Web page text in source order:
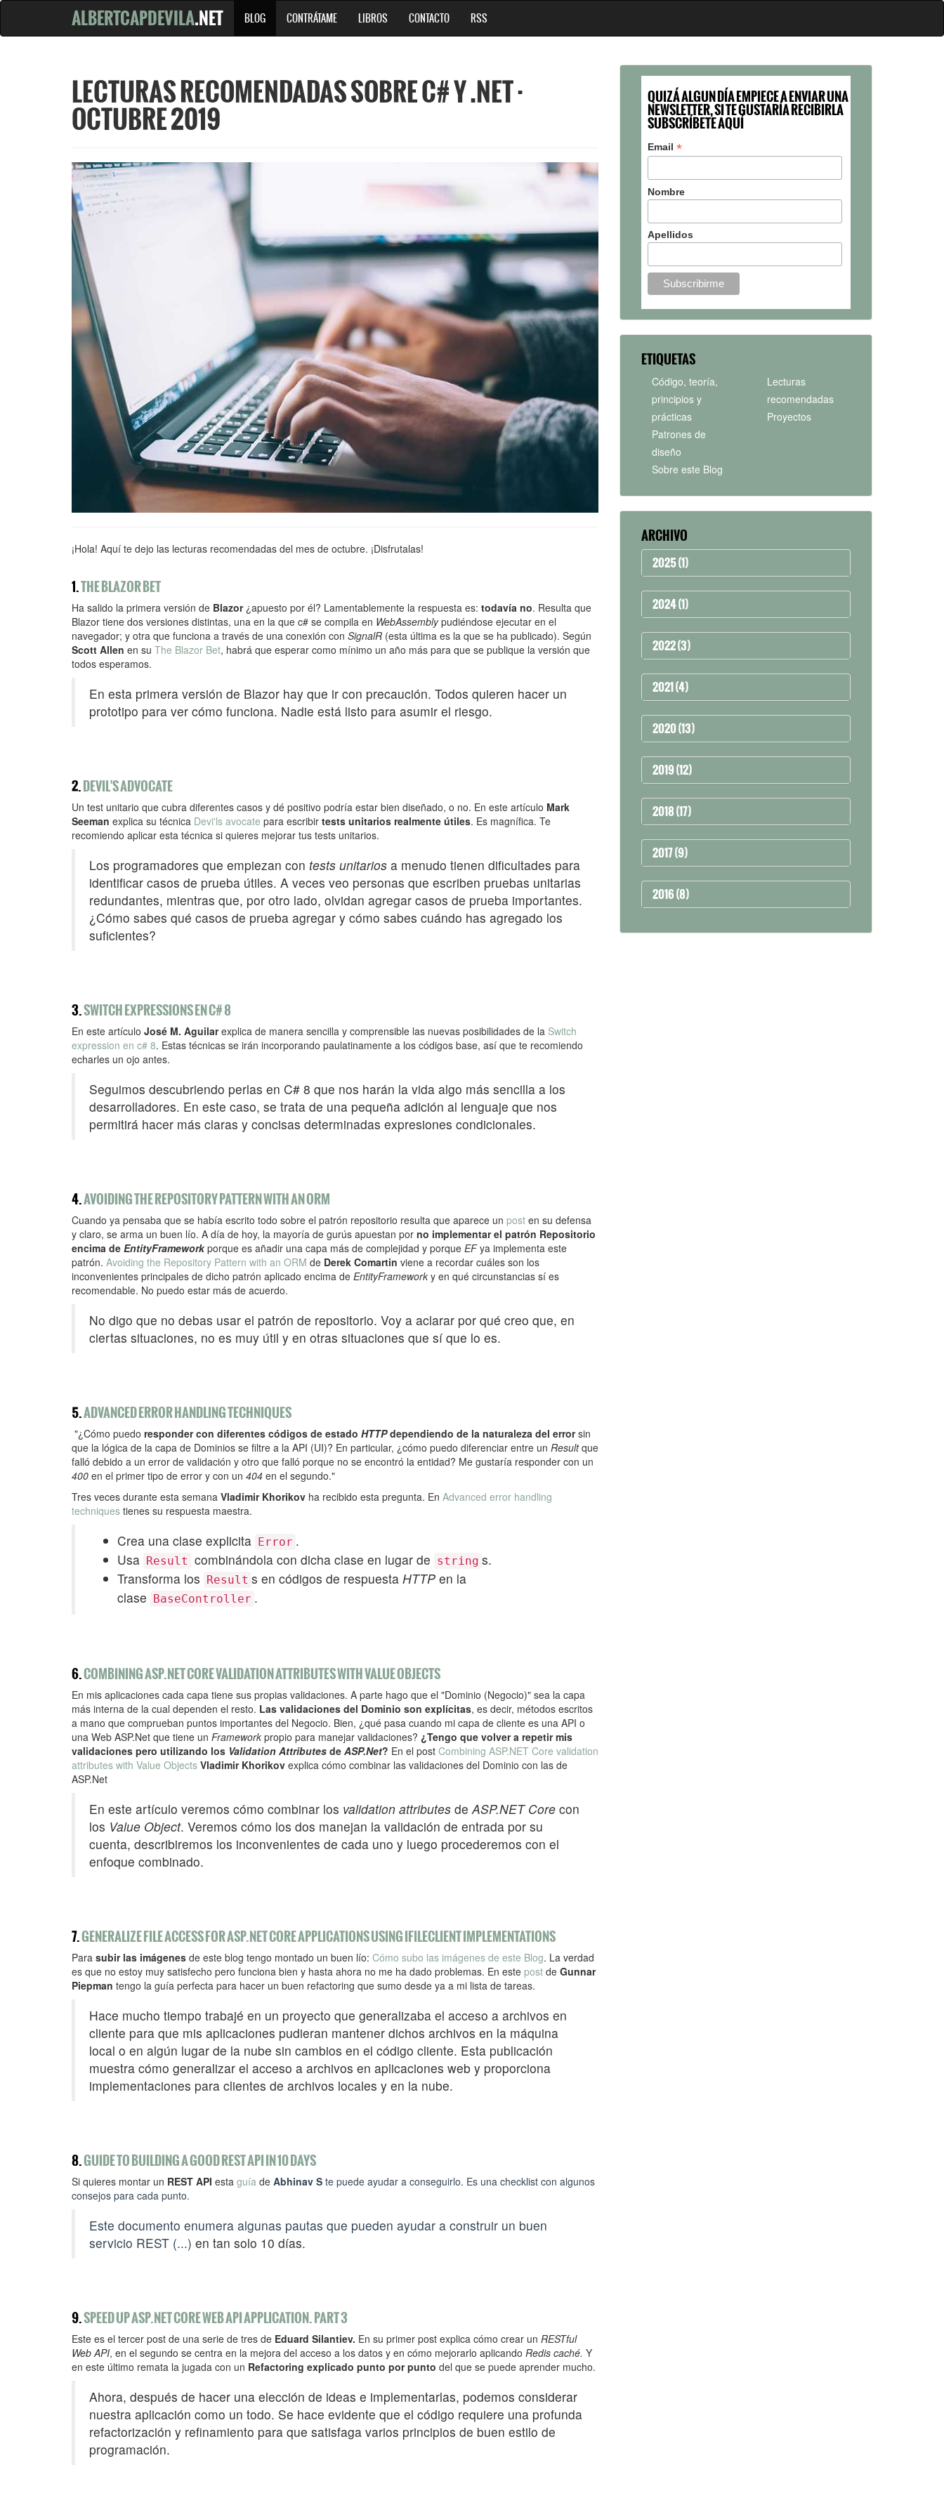
ALBERTCAPDEVILA.NET BLOG CONTRÁTAME LIBROS CONTACTO RSS
LECTURAS RECOMENDADAS SOBRE C# Y .NET ·
OCTUBRE 2019
¡Hola! Aquí te dejo las lecturas recomendadas del mes de octubre. ¡Disfrutalas!
1.THE BLAZOR BET
Ha salido la primera versión de Blazor ¿apuesto por él? Lamentablemente la respuesta es: todavía no. Resulta que
Blazor tiene dos versiones distintas, una en la que c# se compila en WebAssemblypudiéndose ejecutar en el
navegador; y otra que funciona a través de una conexión con SignalR (esta última es la que se ha publicado). Según
Scott Allen en su The Blazor Bet, habrá que esperar como mínimo un año más para que se publique la versión que
todos esperamos.
En esta primera versión de Blazor hay que ir con precaución. Todos quieren hacer un
prototipo para ver cómo funciona. Nadie está listo para asumir el riesgo.
2.DEVIL'S ADVOCATE
Un test unitario que cubra diferentes casos y dé positivo podría estar bien diseñado, o no. En este artículo Mark
Seeman explica su técnica Devi'ls avocate para escribir tests unitarios realmente útiles. Es magnífica. Te
recomiendo aplicar esta técnica si quieres mejorar tus tests unitarios.
Los programadores que empiezan con tests unitarios a menudo tienen dificultades para
identificar casos de prueba útiles. A veces veo personas que escriben pruebas unitarias
redundantes, mientras que, por otro lado, olvidan agregar casos de prueba importantes.
¿Cómo sabes qué casos de prueba agregar y cómo sabes cuándo has agregado los
suficientes?
3.SWITCH EXPRESSIONS EN C# 8
En este artículo José M. Aguilarexplica de manera sencilla y comprensible las nuevas posibilidades de la Switch
expression en c# 8. Estas técnicas se irán incorporando paulatinamente a los códigos base, así que te recomiendo
echarles un ojo antes.
Seguimos descubriendo perlas en C# 8 que nos harán la vida algo más sencilla a los
desarrolladores. En este caso, se trata de una pequeña adición al lenguaje que nos
permitirá hacer más claras y concisas determinadas expresiones condicionales.
4.AVOIDING THE REPOSITORY PATTERN WITH AN ORM
Cuando ya pensaba que se había escrito todo sobre el patrón repositorio resulta que aparece un post en su defensa
y claro, se arma un buen lío. A día de hoy, la mayoría de gurús apuestan por no implementar el patrón Repositorio
encima de EntityFramework porque es añadir una capa más de complejidad y porque EFya implementa este
patrón. Avoiding the Repository Pattern with an ORM de Derek Comartin viene a recordar cuáles son los
inconvenientes principales de dicho patrón aplicado encima de EntityFramework y en qué circunstancias sí es
recomendable. No puedo estar más de acuerdo.
No digo que no debas usar el patrón de repositorio. Voy a aclarar por qué creo que, en
ciertas situaciones, no es muy útil y en otras situaciones que sí que lo es.
5.ADVANCED ERROR HANDLING TECHNIQUES
"¿Cómo puedo responder con diferentes códigos de estado HTTPdependiendo de la naturaleza del errorsin
que la lógica de la capa de Dominios se filtre a la API (UI)? En particular, ¿cómo puedo diferenciar entre un Resultque
falló debido a un error de validación y otro que falló porque no se encontró la entidad? Me gustaría responder con un
400 en el primer tipo de error y con un 404 en el segundo."
Tres veces durante esta semana Vladimir Khorikov ha recibido esta pregunta. En Advanced error handling
techniques tienes su respuesta maestra.
Crea una clase explicita Error .
Usa Result combinándola con dicha clase en lugar de string s.
Transforma los
Result s en códigos de respuesta HTTP en la
clase
BaseController .
6.COMBINING ASP.NET CORE VALIDATION ATTRIBUTES WITH VALUE OBJECTS
En mis aplicaciones cada capa tiene sus propias validaciones. A parte hago que el "Dominio (Negocio)" sea la capa
más interna de la cual dependen el resto. Las validaciones del Dominio son explícitas, es decir, métodos escritos
a mano que comprueban puntos importantes del Negocio. Bien, ¿qué pasa cuando mi capa de cliente es una API o
una Web ASP.Net que tiene un Framework propio para manejar validaciones? ¿Tengo que volver a repetir mis
validaciones pero utilizando los Validation Attributes de ASP.Net? En el post Combining ASP.NET Core validation
attributes with Value Objects Vladimir Khorikov explica cómo combinar las validaciones del Dominio con las de
ASP.Net
En este artículo veremos cómo combinar los validation attributes de ASP.NET Core con
los Value Object. Veremos cómo los dos manejan la validación de entrada por su
cuenta, describiremos los inconvenientes de cada uno y luego procederemos con el
enfoque combinado.
7.GENERALIZE FILE ACCESS FOR ASP.NET CORE APPLICATIONS USING IFILECLIENT IMPLEMENTATIONS
Para subir las imágenes de este blog tengo montado un buen lío: Cómo subo las imágenes de este Blog. La verdad
es que no estoy muy satisfecho pero funciona bien y hasta ahora no me ha dado problemas. En este post de Gunnar
Piepman tengo la guía perfecta para hacer un buen refactoring que sumo desde ya a mi lista de tareas.
Hace mucho tiempo trabajé en un proyecto que generalizaba el acceso a archivos en
cliente para que mis aplicaciones pudieran mantener dichos archivos en la máquina
local o en algún lugar de la nube sin cambios en el código cliente. Esta publicación
muestra cómo generalizar el acceso a archivos en aplicaciones web y proporciona
implementaciones para clientes de archivos locales y en la nube.
8.GUIDE TO BUILDING A GOOD REST API IN 10 DAYS
Si quieres montar un REST API esta guía de Abhinav S te puede ayudar a conseguirlo. Es una checklist con algunos
consejos para cada punto.
Este documento enumera algunas pautas que pueden ayudar a construir un buen
servicio REST (...) en tan solo 10 días.
9.SPEED UP ASP.NET CORE WEB API APPLICATION. PART 3
Este es el tercer post de una serie de tres de Eduard Silantiev. En su primer post explica cómo crear un RESTful
Web API, en el segundo se centra en la mejora del acceso a los datos y en cómo mejorarlo aplicando Redis caché. Y
en este último remata la jugada con un Refactoring explicado punto por punto del que se puede aprender mucho.
Ahora, después de hacer una elección de ideas e implementarlas, podemos considerar
nuestra aplicación como un todo. Se hace evidente que el código requiere una profunda
refactorización y refinamiento para que satisfaga varios principios de buen estilo de
programación.
QUIZÁ ALGUN DÍA EMPIECE A ENVIAR UNA
NEWSLETTER, SI TE GUSTARÍA RECIBIRLA
SUBSCRÍBETE AQUÍ
Email *
Nombre
Apellidos
ETIQUETAS
Código, teoría,
principios y
prácticas
Patrones de
diseño
Sobre este Blog
Lecturas
recomendadas
Proyectos
ARCHIVO
2025 (1)
2024 (1)
2022 (3)
2021 (4)
2020 (13)
2019 (12)
2018 (17)
2017 (9)
2016 (8)